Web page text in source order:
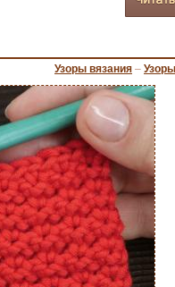
Узоры вязания –